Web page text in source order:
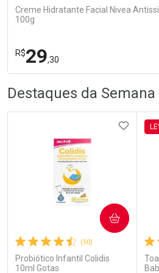
Creme Hidratante Facial Nivea
100g
R$29,30
Laboratório
Comprar sem Desconto
Por R$ 29,30/cada
Por Menos
Comprar sem Desconto
Por R$ 29,30/cada
Destaques da Semana
(50)
Probiótico Infantil Colidis
10ml Gotas
COMPRAR